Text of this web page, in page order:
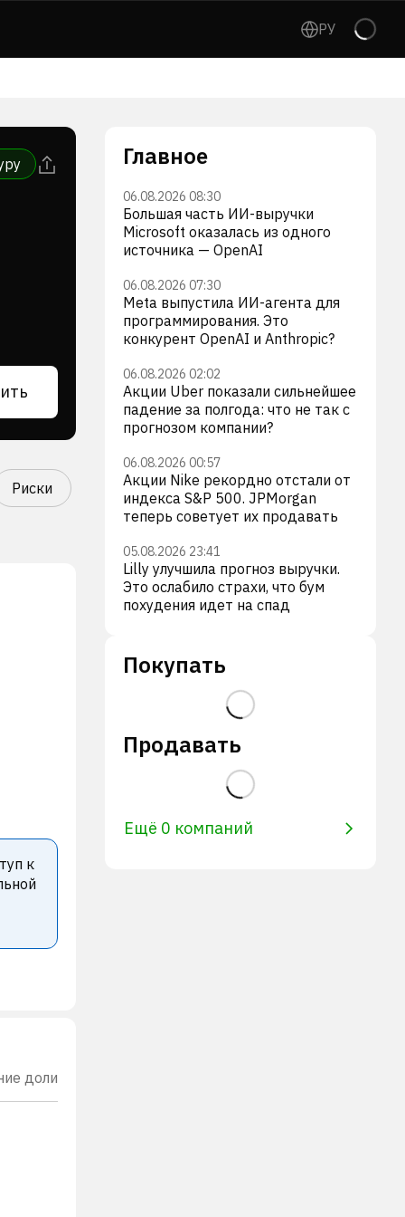
РУ
Риски
к
доли
Главное
06.08.2026 08:30
Большая часть ИИ-выручки
Microsoft оказалась из одного
источника — OpenAI
06.08.2026 07:30
Meta выпустила ИИ-агента для
программирования. Это
конкурент OpenAI и Anthropic?
06.08.2026 02:02
Акции Uber показали сильнейшее
падение за полгода: что не так с
прогнозом компании?
06.08.2026 00:57
Акции Nike рекордно отстали от
индекса S&P 500. JPMorgan
теперь советует их продавать
05.08.2026 23:41
Lilly улучшила прогноз выручки.
Это ослабило страхи, что бум
похудения идет на спад
Покупать
Продавать
Ещё 0 компаний